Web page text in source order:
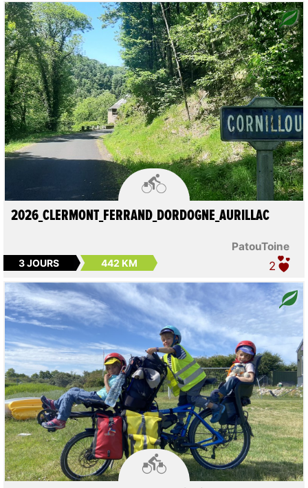

PatouToine
2026_CLERMONT_FERRAND_DORDOGNE_AURILLAC
3 JOURS 442 KM 2
